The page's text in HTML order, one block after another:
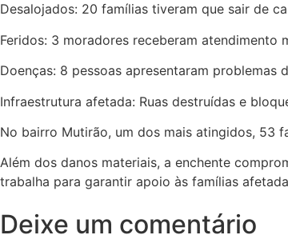
Desalojados: 20 famílias tiveram que sair de
Feridos: 3 moradores receberam atendimento
Doenças: 8 pessoas apresentaram problemas
Infraestrutura afetada: Ruas destruídas e
No bairro Mutirão, um dos mais atingidos, 53
Além dos danos materiais, a enchente
trabalha para garantir apoio às famílias
Deixe um comentário